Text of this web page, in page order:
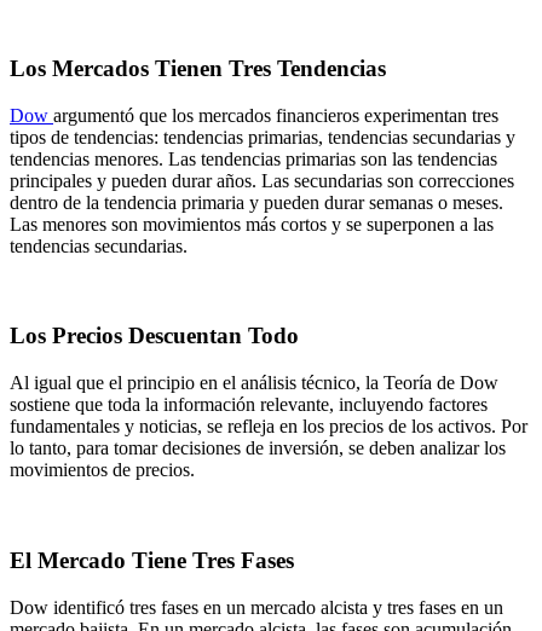
Los Mercados Tienen Tres Tendencias
Dow argumentó que los mercados financieros experimentan tres
tipos de tendencias: tendencias primarias, tendencias secundarias y
tendencias menores. Las tendencias primarias son las tendencias
principales y pueden durar años. Las secundarias son correcciones
dentro de la tendencia primaria y pueden durar semanas o meses.
Las menores son movimientos más cortos y se superponen a las
tendencias secundarias.
Los Precios Descuentan Todo
Al igual que el principio en el análisis técnico, la Teoría de Dow
sostiene que toda la información relevante, incluyendo factores
fundamentales y noticias, se refleja en los precios de los activos. Por
lo tanto, para tomar decisiones de inversión, se deben analizar los
movimientos de precios.
El Mercado Tiene Tres Fases
Dow identificó tres fases en un mercado alcista y tres fases en un